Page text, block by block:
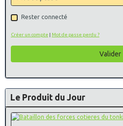
Rester connecté
Créer un compte | Mot de passe perdu ?
Valider
Le Produit du Jour